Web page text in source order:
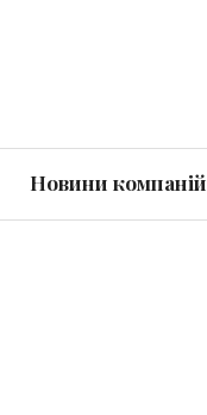
Новини компаній